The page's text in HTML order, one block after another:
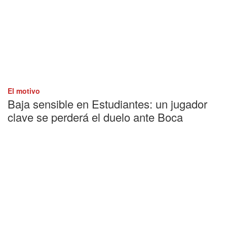
El motivo
Baja sensible en Estudiantes: un jugador
clave se perderá el duelo ante Boca